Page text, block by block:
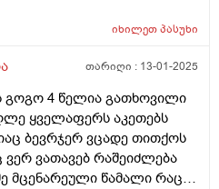
და
ჰქონდა 8.5ზე დაწეული. ეს
ამ
სხვას
არ არის მწეველი არც
არაფრის, მხოლოდ ლუდს
წინასწარ.
დამილევია არ ვიცი
კურნავს? ისიც არ ვიცი
ეგრევე ადორა
დავწერე
იხილეთპასუხი
თარიღი : 13-01-2025
გოგო 4 წელია გათხოვილი
ყველაფერს აკეთებს
ბევრჯერ ვცადე თითქოს
ვერ ვათავებ რაშეიძლება
მცენარეული წამალი რაც